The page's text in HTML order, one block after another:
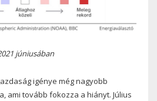
júniusában
igénye még nagyobb
ami tovább fokozza a hiányt. Július